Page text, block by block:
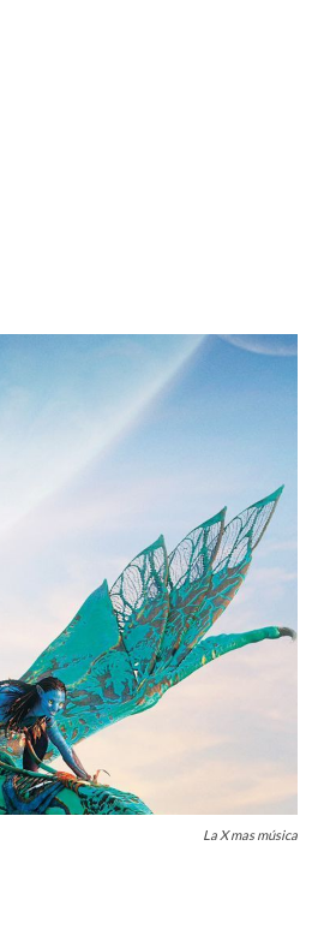
La X mas música